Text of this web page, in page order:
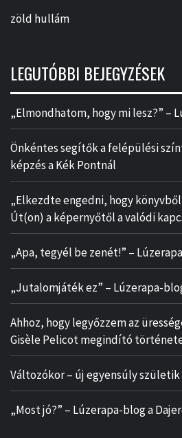
zöld hullám
LEGUTÓBBI BEJEGYZÉSEK
„Elmondhatom, hogy mi lesz?” –
Önkéntes segítők a felépülési
képzés a Kék Pontnál
„Elkezdte engedni, hogy
Út(on) a képernyőtől a valódi
„Apa, tegyél be zenét!” –
„Jutalomjáték ez” – Lúzerapa-
Ahhoz, hogy legyőzzem az
Gisèle Pelicot megindító
Változókor – új egyensúly születik
„Most jó?” – Lúzerapa-blog a